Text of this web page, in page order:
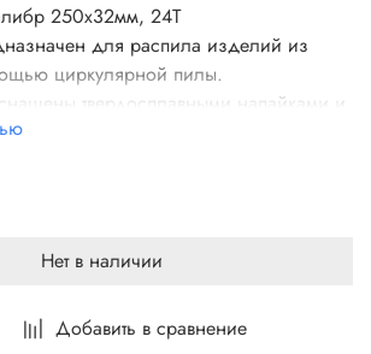
Добавить в сравнение
250х32мм, 24Т
для распила изделий из
циркулярной пилы.
твердосплавными напайками и
заточку для качественной распиловки
Нет в наличии